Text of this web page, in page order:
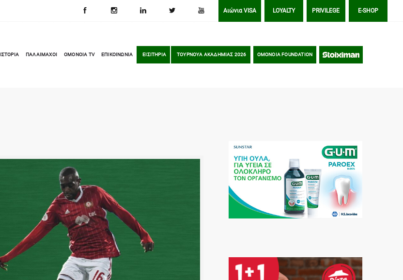
Αιώνια VISA LOYALTY PRIVILEGE E-SHOP
ΙΣΤΟΡΙΑ ΠΑΛΑΙΜΑΧΟΙ OMONOIA TV ΕΠΙΚΟΙΝΩΝΙΑ ΕΙΣΙΤΗΡΙΑ ΤΟΥΡΝΟΥΑ ΑΚΑΔΗΜΙΑΣ 2026 OMONOIA FOUNDATION STOIXIMAN